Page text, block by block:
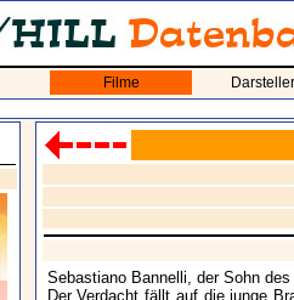
Filme Darsteller
Sebastiano Bannelli, der Sohn
Der Verdacht fällt auf die junge